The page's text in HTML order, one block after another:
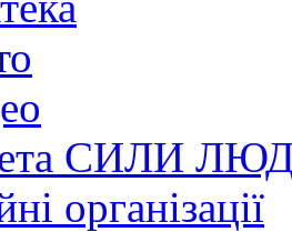
СИЛИ
організації